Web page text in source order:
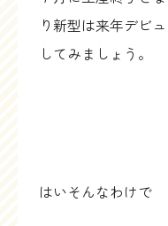
り新型は来年デビ
してみましょう。
はいそんなわけで